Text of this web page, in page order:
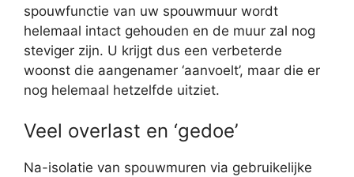
spouwfunctie van uw spouwmuur wordt
helemaal intact gehouden en de muur zal nog
steviger zijn. U krijgt dus een verbeterde
woonst die aangenamer ‘aanvoelt’, maar die er
nog helemaal hetzelfde uitziet.
Veel overlast en ‘gedoe’
Na-isolatie van spouwmuren via gebruikelijke